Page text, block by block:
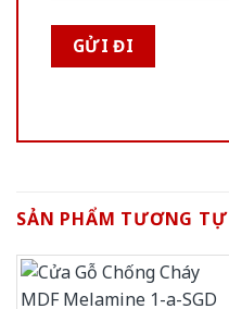
SẢN PHẨM TƯƠNG TỰ